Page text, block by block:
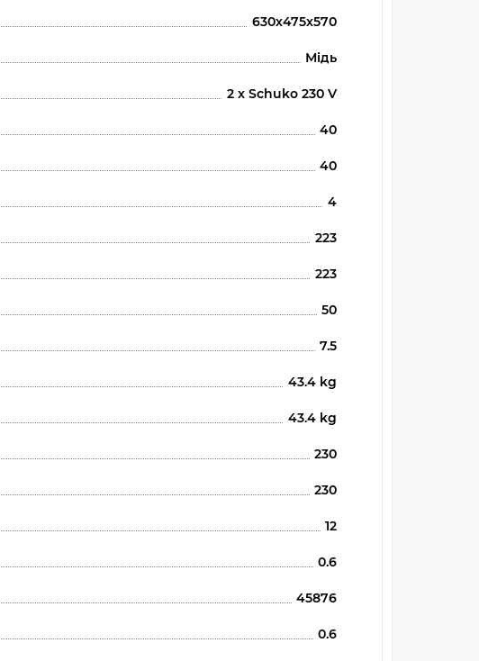
630х475х570
Мідь
2 x Schuko 230 V
40
40
4
223
223
50
7.5
43.4 kg
43.4 kg
230
230
12
0.6
45876
0.6